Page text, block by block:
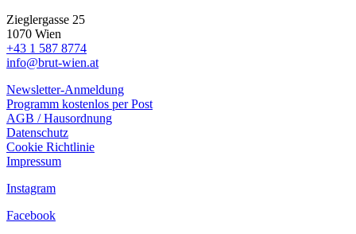
Zieglergasse 25
1070 Wien
+43 1 587 8774
info@brut-wien.at
Newsletter-Anmeldung
Programm kostenlos per Post
AGB / Hausordnung
Datenschutz
Cookie Richtlinie
Impressum
Instagram
Facebook